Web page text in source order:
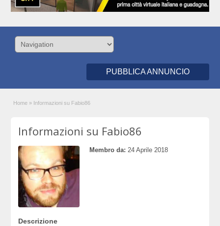
PUBBLICA ANNUNCIO
Home » Informazioni su Fabio86
Informazioni su Fabio86
Membro da: 24 Aprile 2018
Descrizione